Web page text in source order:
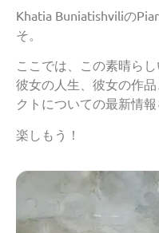
Khatia Buniatishviliの
そ。
ここでは、この素晴ら
彼女の人生、彼女の作
クトについての最新情報
楽しもう！